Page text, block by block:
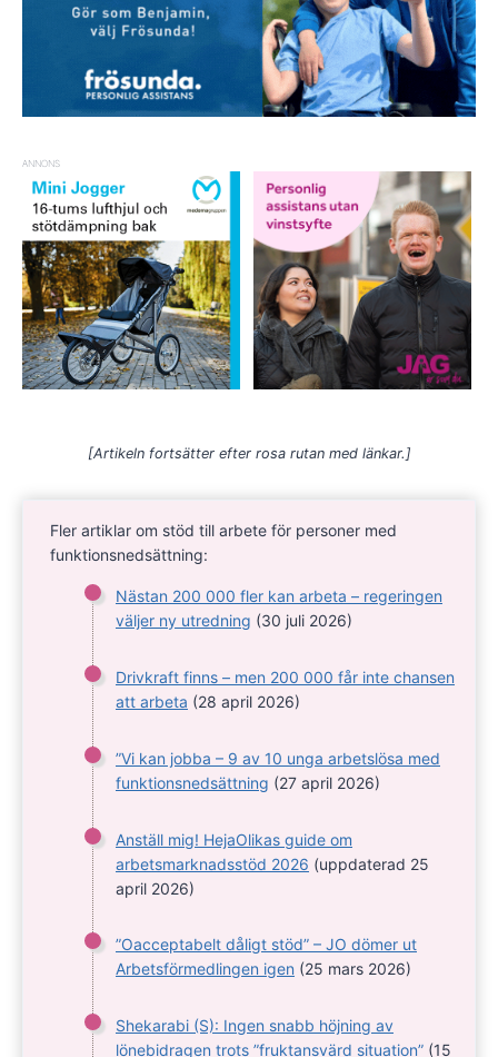
ANNONS
[Artikeln fortsätter efter rosa rutan med länkar.]
Fler artiklar om stöd till arbete för personer med
funktionsnedsättning:
Nästan 200 000 fler kan arbeta – regeringen
väljer ny utredning (30 juli 2026)
Drivkraft finns – men 200 000 får inte chansen
att arbeta (28 april 2026)
”Vi kan jobba – 9 av 10 unga arbetslösa med
funktionsnedsättning (27 april 2026)
Anställ mig! HejaOlikas guide om
arbetsmarknadsstöd 2026 (uppdaterad 25
april 2026)
”Oacceptabelt dåligt stöd” – JO dömer ut
Arbetsförmedlingen igen (25 mars 2026)
Shekarabi (S): Ingen snabb höjning av
lönebidragen trots ”fruktansvärd situation” (15